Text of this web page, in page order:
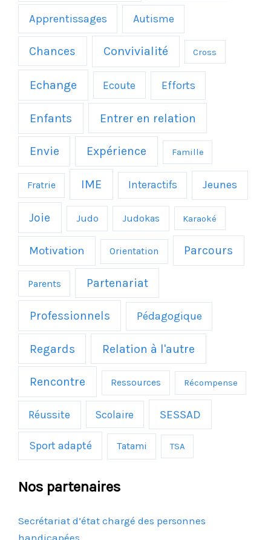
Apprentissages Autisme
Chances Convivialité Cross
Echange Ecoute Efforts
Enfants Entrer en relation
Envie Expérience Famille
Fratrie IME Interactifs Jeunes
Joie Judo Judokas Karaoké
Motivation Orientation Parcours
Parents Partenariat
Professionnels Pédagogique
Regards Relation à l'autre
Rencontre Ressources Récompense
Réussite Scolaire SESSAD
Sport adapté Tatami TSA
Nos partenaires
Secrétariat d’état chargé des personnes
handicapées